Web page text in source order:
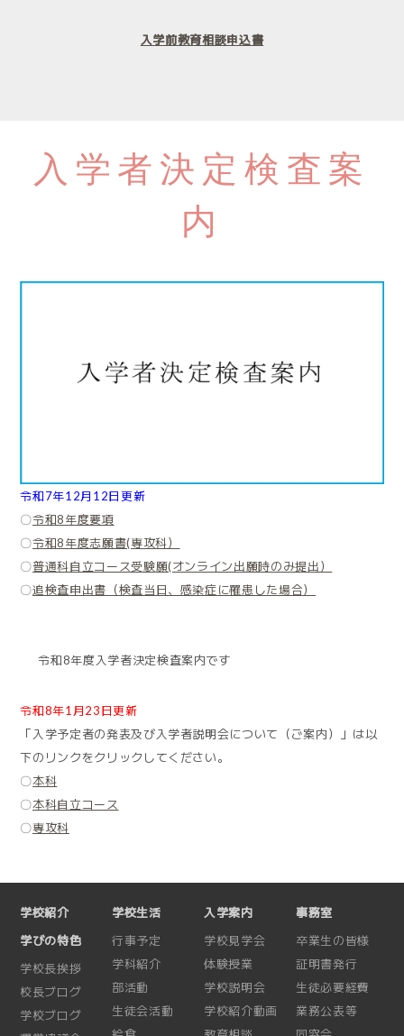
入学前教育相談申込書
入学者決定検査案
内
令和7年12月12日更新
〇令和8年度要項
〇令和8年度志願書(専攻科）
〇普通科自立コース受験願(オンライン出願時のみ提出）
〇追検査申出書（検査当日、感染症に罹患した場合）
令和8年度入学者決定検査案内です
令和8年1月23日更新
「入学予定者の発表及び入学者説明会について（ご案内）」は以
下のリンクをクリックしてください。
〇本科
〇本科自立コース
〇専攻科
学校紹介
学びの特色
学校長挨拶
校長ブログ
学校ブログ
学校生活
行事予定
学科紹介
部活動
生徒会活動
入学案内
学校見学会
体験授業
学校説明会
学校紹介動画
事務室
卒業生の皆様
証明書発行
生徒必要経費
業務公表等